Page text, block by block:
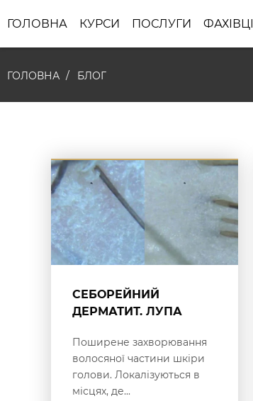
ГОЛОВНА КУРСИ ПОСЛУГИ ФАХІВЦІ
ГОЛОВНА БЛОГ
СЕБОРЕЙНИЙ
ДЕРМАТИТ. ЛУПА
Поширене захворювання
волосяної частини шкіри
голови. Локалізуються в
місцях, де...